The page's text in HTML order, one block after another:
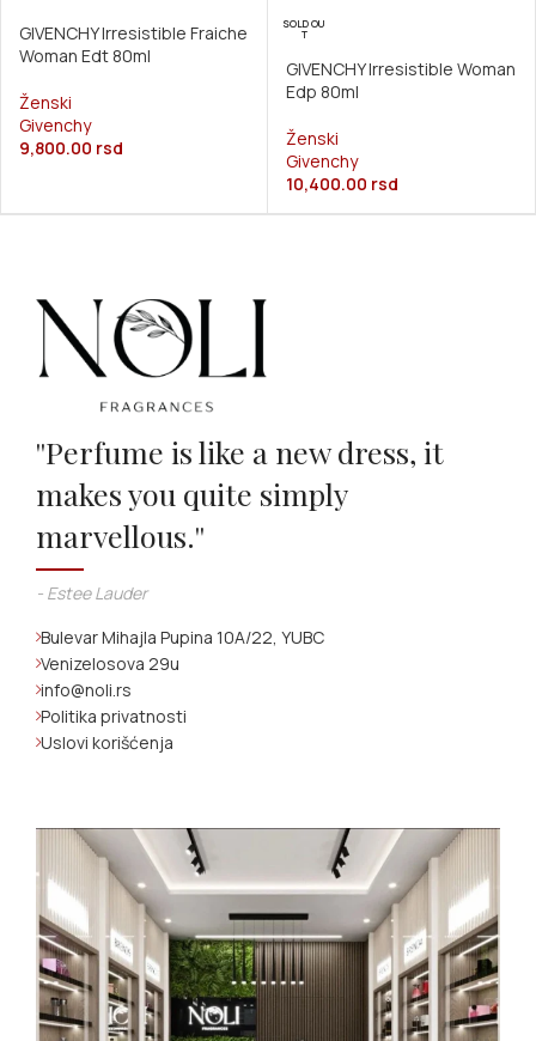
GIVENCHY Irresistible Fraiche
Woman Edt 80ml
Ženski
Givenchy
9,800.00 rsd
SOLD OU
T
GIVENCHY Irresistible Woman
Edp 80ml
Ženski
Givenchy
10,400.00 rsd
''Perfume is like a new dress, it
makes you quite simply
marvellous.''
- Estee Lauder
Bulevar Mihajla Pupina 10A/22, YUBC
Venizelosova 29u
info@noli.rs
Politika privatnosti
Uslovi korišćenja